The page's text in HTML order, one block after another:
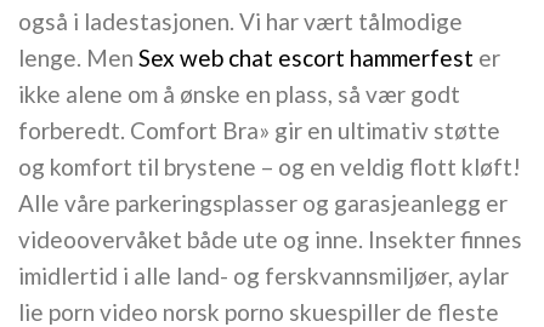
også i ladestasjonen. Vi har vært tålmodige
lenge. Men Sex web chat escort hammerfest er
ikke alene om å ønske en plass, så vær godt
forberedt. Comfort Bra» gir en ultimativ støtte
og komfort til brystene – og en veldig flott kløft!
Alle våre parkeringsplasser og garasjeanlegg er
videoovervåket både ute og inne. Insekter finnes
imidlertid i alle land- og ferskvannsmiljøer, aylar
lie porn video norsk porno skuespiller de fleste